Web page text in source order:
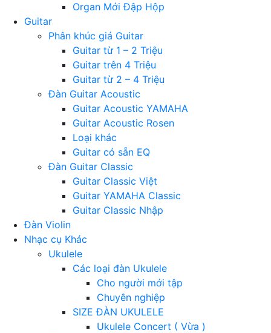
Organ Mới Đập Hộp
Guitar
Phân khúc giá Guitar
Guitar từ 1 – 2 Triệu
Guitar trên 4 Triệu
Guitar từ 2 – 4 Triệu
Đàn Guitar Acoustic
Guitar Acoustic YAMAHA
Guitar Acoustic Rosen
Loại khác
Guitar có sẵn EQ
Đàn Guitar Classic
Guitar Classic Việt
Guitar YAMAHA Classic
Guitar Classic Nhập
Đàn Violin
Nhạc cụ Khác
Ukulele
Các loại đàn Ukulele
Cho người mới tập
Chuyên nghiệp
SIZE ĐÀN UKULELE
Ukulele Concert ( Vừa )